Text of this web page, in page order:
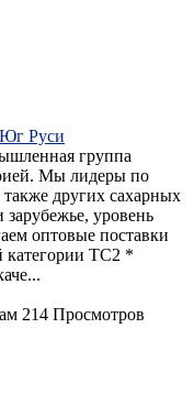
Юг Руси
группа
Мы лидеры по
также других сахарных
уровень
оптовые поставки
категории ТС2 *
214 Просмотров